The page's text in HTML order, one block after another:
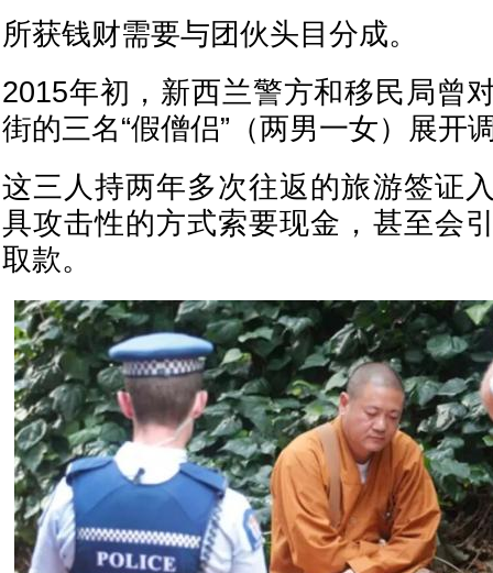
所获钱财需要与团伙头目分成。
2015年初，新西兰警方和移民局曾
街的三名“假僧侣”（两男一女）展开
这三人持两年多次往返的旅游签证
具攻击性的方式索要现金，甚至会
取款。